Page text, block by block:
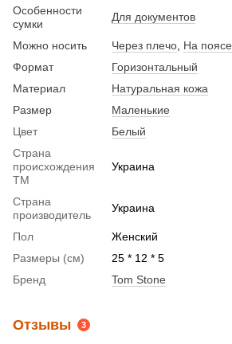
Особенности
сумки
Для документов
Можно носить Через плечо На поясе
Формат
Горизонтальный
Материал
Натуральная кожа
Размер
Маленькие
Цвет
Белый
Страна
происхождения
ТМ
Украина
Страна
производитель
Украина
Пол
Женский
Размеры (см)
25 * 12 * 5
Бренд
Tom Stone
Отзывы 3